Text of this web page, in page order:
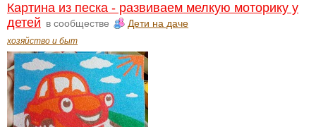
Картина из песка - развиваем мелкую моторику у
детей в сообществе Дети на даче
хозяйство и быт